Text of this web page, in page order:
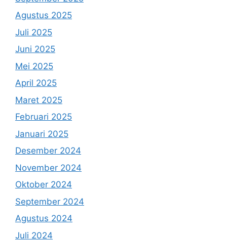
Agustus 2025
Juli 2025
Juni 2025
Mei 2025
April 2025
Maret 2025
Februari 2025
Januari 2025
Desember 2024
November 2024
Oktober 2024
September 2024
Agustus 2024
Juli 2024